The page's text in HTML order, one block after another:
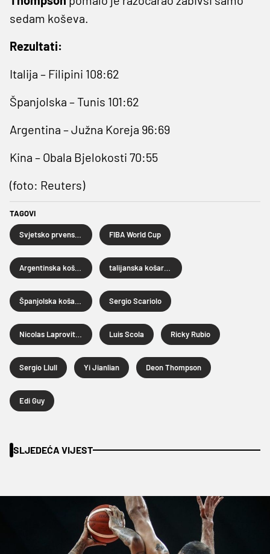
sedam koševa.
Rezultati:
Italija – Filipini 108:62
Španjolska – Tunis 101:62
Argentina – Južna Koreja 96:69
Kina – Obala Bjelokosti 70:55
(foto: Reuters)
TAGOVI
FIBA World Cup
Sergio Scariolo
Luis Scola Ricky Rubio
Sergio Llull Yi Jianlian Deon Thompson
Edi Guy
SLJEDEĆA VIJEST